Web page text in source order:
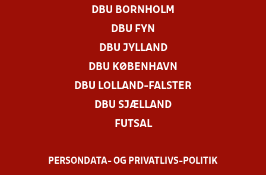
DBU BORNHOLM
DBU FYN
DBU JYLLAND
DBU KØBENHAVN
DBU LOLLAND-FALSTER
DBU SJÆLLAND
FUTSAL
PERSONDATA- OG PRIVATLIVS-POLITIK